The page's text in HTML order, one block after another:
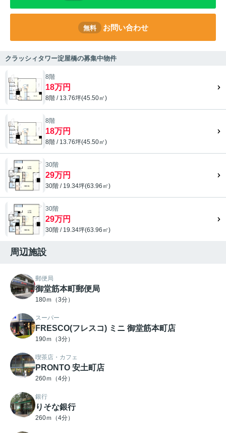
無料 お問い合わせ
クラッシィタワー淀屋橋の募集中物件
8階
18万円
8階 / 13.76坪(45.50㎡)
8階
18万円
8階 / 13.76坪(45.50㎡)
30階
29万円
30階 / 19.34坪(63.96㎡)
30階
29万円
30階 / 19.34坪(63.96㎡)
周辺施設
郵便局
御堂筋本町郵便局
180ｍ（3分）
スーパー
FRESCO(フレスコ) ミニ 御堂筋本町店
190ｍ（3分）
喫茶店・カフェ
PRONTO 安土町店
260ｍ（4分）
銀行
りそな銀行
260ｍ（4分）